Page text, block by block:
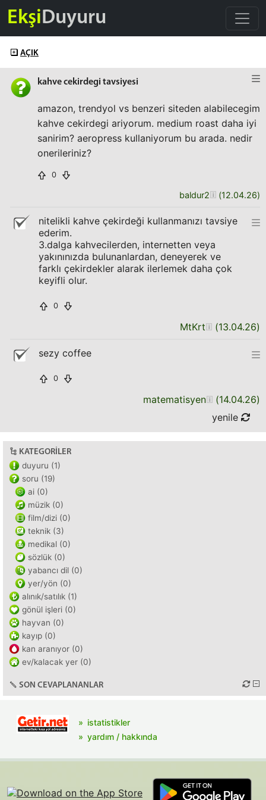
EkşiDuyuru
AÇIK
kahve cekirdegi tavsiyesi
amazon, trendyol vs benzeri siteden alabilecegim
kahve cekirdegi ariyorum. medium roast daha iyi
sanirim? aeropress kullaniyorum bu arada. nedir
onerileriniz?
0
baldur2 (12.04.26)
nitelikli kahve çekirdeği kullanmanızı tavsiye
ederim.
3.dalga kahvecilerden, internetten veya
yakınınızda bulunanlardan, deneyerek ve
farklı çekirdekler alarak ilerlemek daha çok
keyifli olur.
0
MtKrt (13.04.26)
sezy coffee
0
matematisyen (14.04.26)
yenile
KATEGORILER
duyuru (1)
soru (19)
ai (0)
müzik (0)
film/dizi (0)
teknik (3)
medikal (0)
sözlük (0)
yabancı dil (0)
yer/yön (0)
alınık/satılık (1)
gönül işleri (0)
hayvan (0)
kayıp (0)
kan aranıyor (0)
ev/kalacak yer (0)
SON CEVAPLANANLAR
istatistikler
yardım / hakkında